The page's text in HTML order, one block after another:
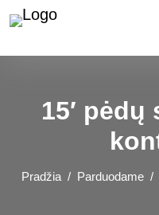
15′
Pradžia Parduodame